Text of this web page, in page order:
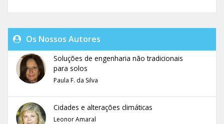
Os Nossos Autores
Soluções de engenharia não tradicionais
para solos
Paula F. da Silva
Cidades e alterações climáticas
Leonor Amaral